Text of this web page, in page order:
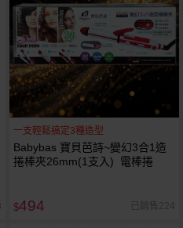
一支輕鬆搞定3種造型
Babybas 寶貝芭詩~變幻3合1造
捲棒夾26mm(1支入) 電棒捲
$494 已銷售224